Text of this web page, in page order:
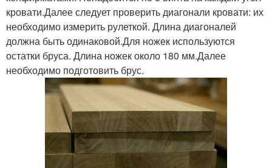
кровати.Далее следует проверить диагонали кровати: их
необходимо измерить рулеткой. Длина диагоналей
должна быть одинаковой.Для ножек используются
остатки бруса. Длина ножек около 180 мм.Далее
необходимо подготовить брус.